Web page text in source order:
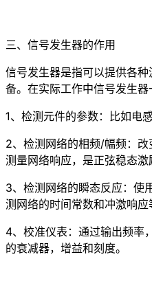
三、信号发生器的作用
信号发生器是指可以提供各
备。在实际工作中信号发生器
1、检测元件的参数：比如电
2、检测网络的相频/幅频：
测量网络响应，是正弦稳态激
3、检测网络的瞬态反应：使
测网络的时间常数和冲激响应
4、校准仪表：通过输出频率
的衰减器，增益和刻度。